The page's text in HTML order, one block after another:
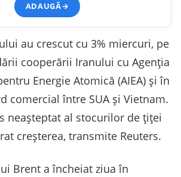
ADAUGĂ→
au crescut cu 3% miercuri, pe
cooperării Iranului cu Agenţia
Energie Atomică (AIEA) şi în
comercial între SUA şi Vietnam.
neaşteptat al stocurilor de ţiţei
creşterea, transmite Reuters.
Brent a încheiat ziua în